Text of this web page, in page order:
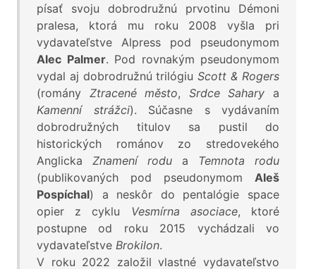
písať svoju dobrodružnú prvotinu Démoni
pralesa, ktorá mu roku 2008 vyšla pri
vydavateľstve Alpress pod pseudonymom
Alec Palmer. Pod rovnakým pseudonymom
vydal aj dobrodružnú trilógiuScott & Rogers
(romány Ztracené město, Srdce Sahary a
Kamenní strážci). Súčasne s vydávaním
dobrodružných titulov sa pustil do
historických románov zo stredovekého
Anglicka Znamení rodu a Temnota rodu
(publikovaných pod pseudonymom Aleš
Pospíchal) a neskôr do pentalógie space
opier z cyklu Vesmírna asociace, ktoré
postupne od roku 2015 vychádzali vo
vydavateľstve Brokilon.
V roku 2022 založil vlastné vydavateľstvo